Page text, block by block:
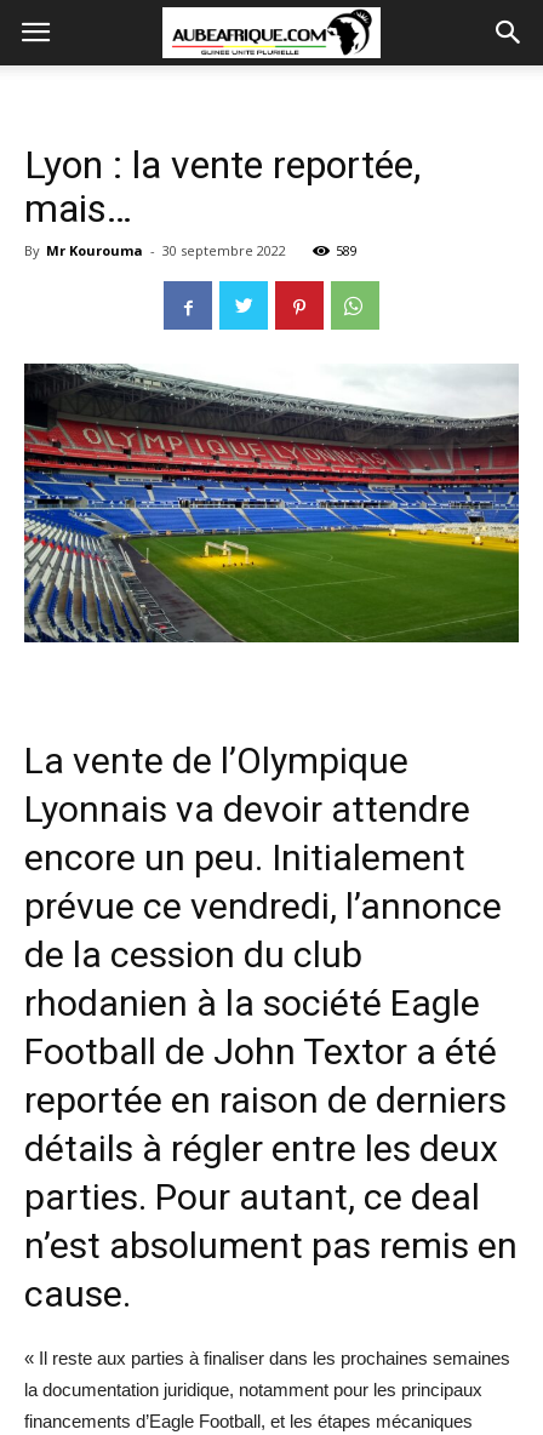
Lyon : la vente reportée,
mais…
By Mr Kourouma - 30 septembre 2022 589
La vente de l’Olympique
Lyonnais va devoir attendre
encore un peu. Initialement
prévue ce vendredi, l’annonce
de la cession du club
rhodanien à la société Eagle
Football de John Textor a été
reportée en raison de derniers
détails à régler entre les deux
parties. Pour autant, ce deal
n’est absolument pas remis en
cause.
« Il reste aux parties à finaliser dans les prochaines semaines
la documentation juridique, notamment pour les principaux
financements d’Eagle Football, et les étapes mécaniques